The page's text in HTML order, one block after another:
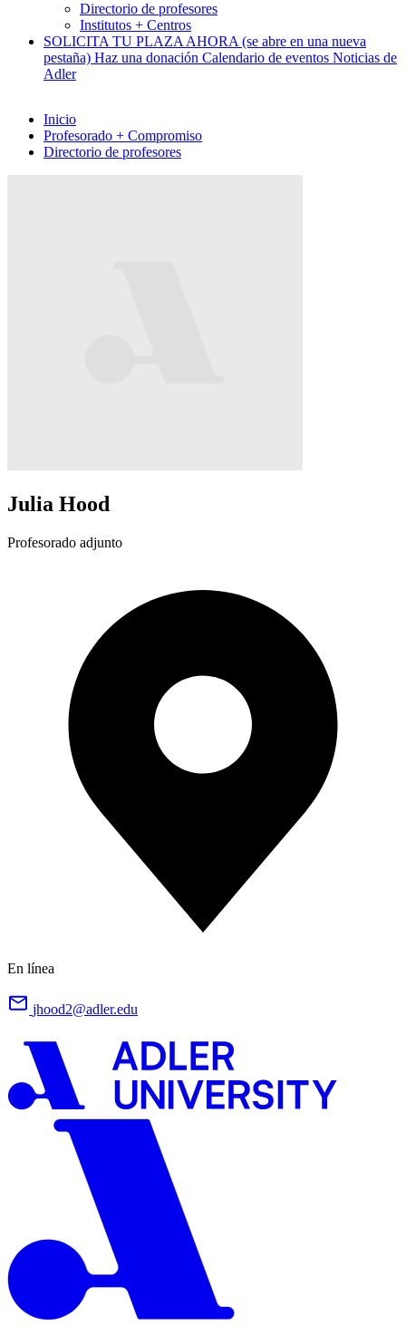
Directorio de profesores
Institutos + Centros
SOLICITA TU PLAZA AHORA (se abre en una nueva
pestaña) Haz una donación Calendario de eventos Noticias de
Adler
Inicio
Profesorado + Compromiso
Directorio de profesores
Julia Hood
Profesorado adjunto
En línea
jhood2@adler.edu